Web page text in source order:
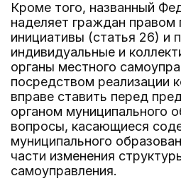
Кроме того, названный
наделяет граждан правом
инициативы (статья 26) и
индивидуальные и
органы местного
посредством реализации
вправе ставить перед
органом муниципального
вопросы, касающиеся
муниципального
части изменения
самоуправления.